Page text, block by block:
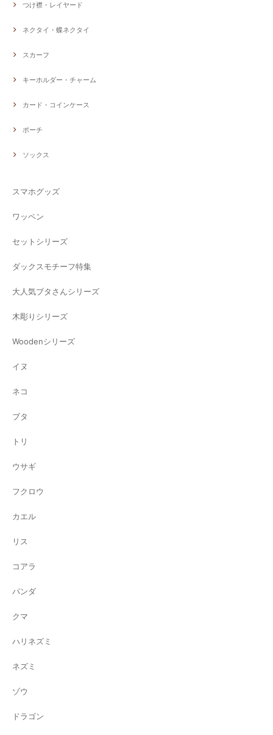
つけ襟・レイヤード
ネクタイ・蝶ネクタイ
スカーフ
キーホルダー・チャーム
カード・コインケース
ポーチ
ソックス
スマホグッズ
ワッペン
セットシリーズ
ダックスモチーフ特集
大人気ブタさんシリーズ
木彫りシリーズ
Woodenシリーズ
イヌ
ネコ
ブタ
トリ
ウサギ
フクロウ
カエル
リス
コアラ
パンダ
クマ
ハリネズミ
ネズミ
ゾウ
ドラゴン